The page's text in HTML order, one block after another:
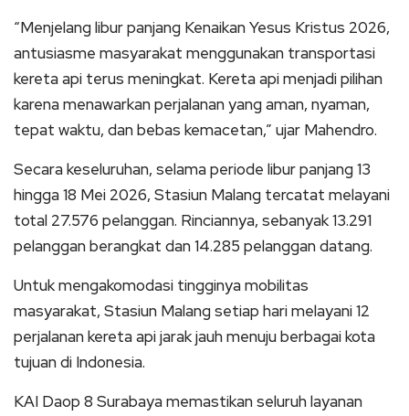
“Menjelang libur panjang Kenaikan Yesus Kristus 2026,
antusiasme masyarakat menggunakan transportasi
kereta api terus meningkat. Kereta api menjadi pilihan
karena menawarkan perjalanan yang aman, nyaman,
tepat waktu, dan bebas kemacetan,” ujar Mahendro.
Secara keseluruhan, selama periode libur panjang 13
hingga 18 Mei 2026, Stasiun Malang tercatat melayani
total 27.576 pelanggan. Rinciannya, sebanyak 13.291
pelanggan berangkat dan 14.285 pelanggan datang.
Untuk mengakomodasi tingginya mobilitas
masyarakat, Stasiun Malang setiap hari melayani 12
perjalanan kereta api jarak jauh menuju berbagai kota
tujuan di Indonesia.
KAI Daop 8 Surabaya memastikan seluruh layanan